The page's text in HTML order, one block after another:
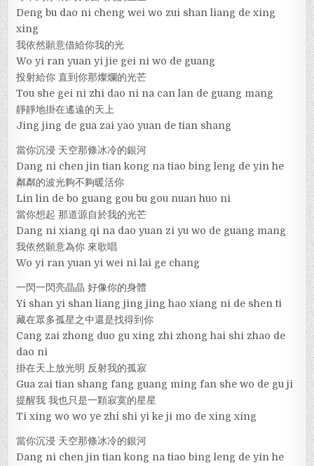
Deng bu dao ni cheng wei wo zui shan liang de xing
xing
我依然願意借給你我的光
Wo yi ran yuan yi jie gei ni wo de guang
投射給你 直到你那燦爛的光芒
Tou she gei ni zhi dao ni na can lan de guang mang
靜靜地掛在遙遠的天上
Jing jing de gua zai yao yuan de tian shang
當你沉浸 天空那條冰冷的銀河
Dang ni chen jin tian kong na tiao bing leng de yin he
粼粼的波光夠不夠暖活你
Lin lin de bo guang gou bu gou nuan huo ni
當你想起 那道源自於我的光芒
Dang ni xiang qi na dao yuan zi yu wo de guang mang
我依然願意為你 來歌唱
Wo yi ran yuan yi wei ni lai ge chang
一閃一閃亮晶晶 好像你的身體
Yi shan yi shan liang jing jing hao xiang ni de shen ti
藏在眾多孤星之中還是找得到你
Cang zai zhong duo gu xing zhi zhong hai shi zhao de
dao ni
掛在天上放光明 反射我的孤寂
Gua zai tian shang fang guang ming fan she wo de gu ji
提醒我 我也只是一顆寂寞的星星
Ti xing wo wo ye zhi shi yi ke ji mo de xing xing
當你沉浸 天空那條冰冷的銀河
Dang ni chen jin tian kong na tiao bing leng de yin he